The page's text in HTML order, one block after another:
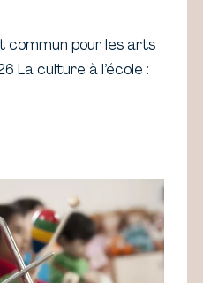
commun pour les arts
La culture à l’école :